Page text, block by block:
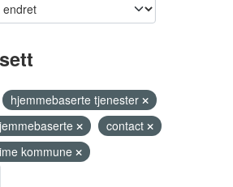
hjemmebaserte tjenester
contact
kommune